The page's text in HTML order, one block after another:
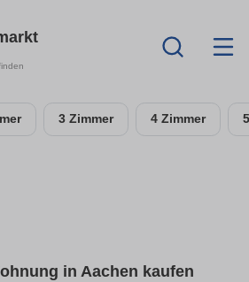
3 Zimmer 4 Zimmer
in Aachen kaufen